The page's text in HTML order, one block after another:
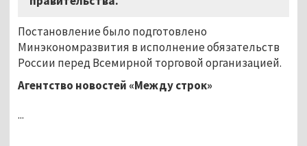
Постановление было подготовлено
Минэкономразвития в исполнение обязательств
России перед Всемирной торговой организацией.
Агентство новостей «Между строк»
...